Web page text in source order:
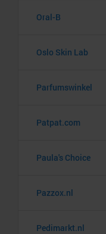
Oral-B
Oslo Skin Lab
Parfumswinkel
Patpat.com
Paula's Choice
Pazzox.nl
Pedimarkt.nl